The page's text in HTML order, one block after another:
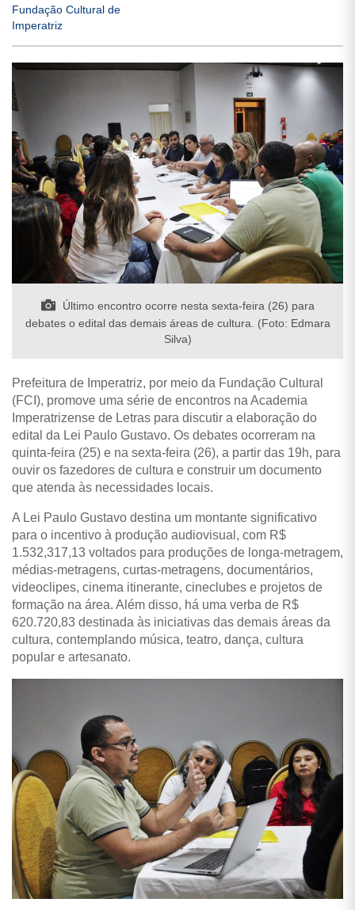
Fundação Cultural de
Imperatriz
Último encontro ocorre nesta sexta-feira (26) para
debates o edital das demais áreas de cultura. (Foto: Edmara
Silva)
Prefeitura de Imperatriz, por meio da Fundação Cultural
(FCI), promove uma série de encontros na Academia
Imperatrizense de Letras para discutir a elaboração do
edital da Lei Paulo Gustavo. Os debates ocorreram na
quinta-feira (25) e na sexta-feira (26), a partir das 19h, para
ouvir os fazedores de cultura e construir um documento
que atenda às necessidades locais.
A Lei Paulo Gustavo destina um montante significativo
para o incentivo à produção audiovisual, com R$
1.532,317,13 voltados para produções de longa-metragem,
médias-metragens, curtas-metragens, documentários,
videoclipes, cinema itinerante, cineclubes e projetos de
formação na área. Além disso, há uma verba de R$
620.720,83 destinada às iniciativas das demais áreas da
cultura, contemplando música, teatro, dança, cultura
popular e artesanato.